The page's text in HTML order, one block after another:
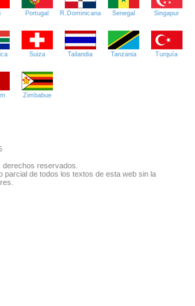
Portugal R.Dominicana Senegal Singapur
Suiza Tailandia Tanzania Turquía
Zimbabue
reservados.
parcial de todos los textos de esta web sin la